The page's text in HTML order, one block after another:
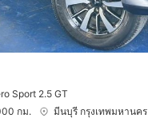
Sport 2.5 GT
กม. มีนบุรี กรุงเทพมหานคร